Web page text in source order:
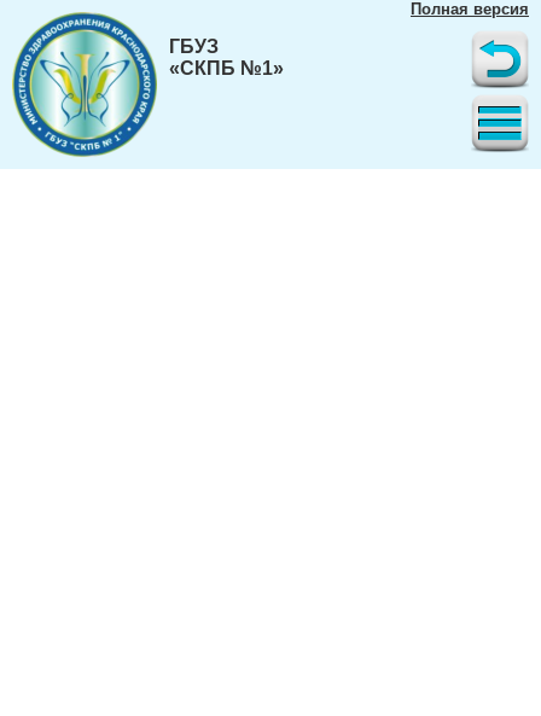
Полная версия
ГБУЗ
«СКПБ №1»